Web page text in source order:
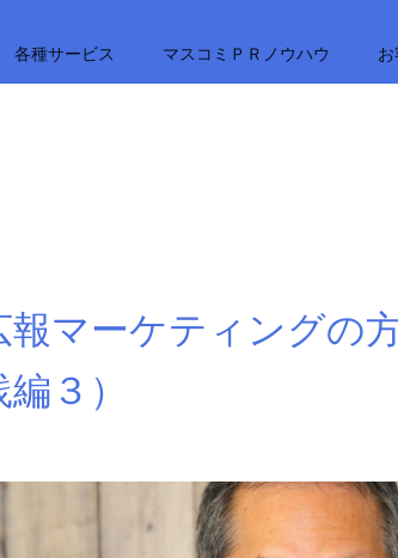
各種サービス マスコミＰＲノウハウ
マーケティングの
３）